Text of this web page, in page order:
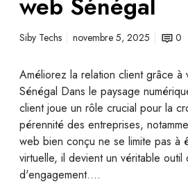
Siby Techs novembre 5, 2025 0
Améliorez la relation client grâce à
Sénégal Dans le paysage
client joue un rôle crucial pour la
pérennité des entreprises,
web bien conçu ne se limite pas à
virtuelle, il devient un véritable
d'engagement.…